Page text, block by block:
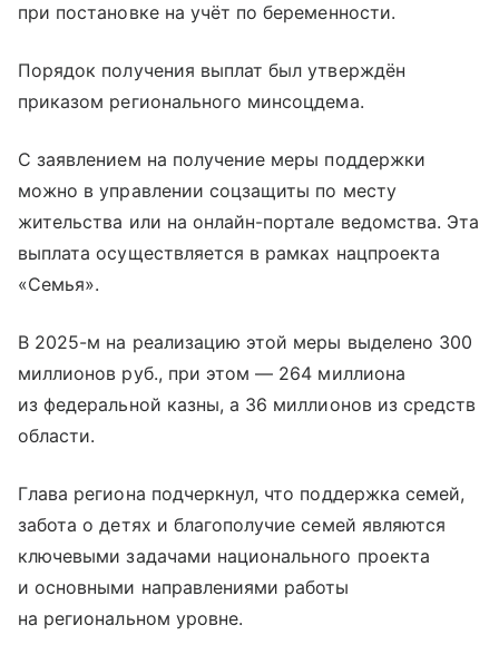
при постановке на учёт по беременности.
Порядок получения выплат был утверждён
приказом регионального минсоцдема.
С заявлением на получение меры поддержки
можно в управлении соцзащиты по месту
жительства или на онлайн-портале ведомства. Эта
выплата осуществляется в рамках нацпроекта
«Семья».
В 2025-м на реализацию этой меры выделено 300
миллионов руб., при этом — 264 миллиона
из федеральной казны, а 36 миллионов из средств
области.
Глава региона подчеркнул, что поддержка семей,
забота о детях и благополучие семей являются
ключевыми задачами национального проекта
и основными направлениями работы
на региональном уровне.